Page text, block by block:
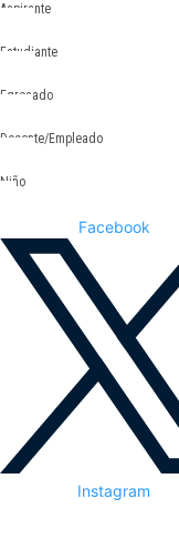
Aspirante
Estudiante
Egresado
Docente/Empleado
Niño
Facebook
Instagram